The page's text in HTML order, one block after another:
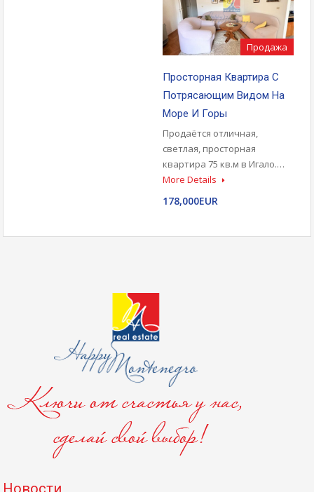
Продажа
Просторная Квартира С
Потрясающим Видом На
Море И Горы
Продаётся отличная,
светлая, просторная
квартира 75 кв.м в Игало.…
More Details
178,000EUR
Новости